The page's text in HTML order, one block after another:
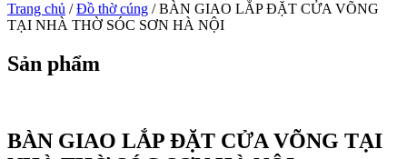
Trang chủ /Đồ thờ cúng / BÀN GIAO LẮP ĐẶT CỬA VÕNG
TẠI NHÀ THỜ SÓC SƠN HÀ NỘI
Sản phẩm
BÀN GIAO LẮP ĐẶT CỬA VÕNG TẠI